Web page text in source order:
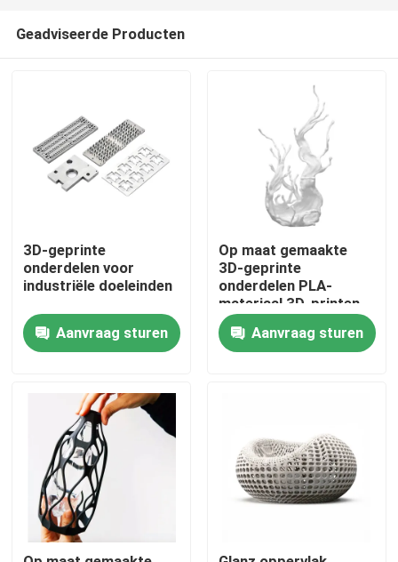
Video's
Over ons
Fabriekstocht
Geadviseerde Producten
3D-geprinte
onderdelen voor
industriële doeleinden
Aanvraag sturen
Op maat gemaakte
3D-geprinte
onderdelen PLA-
materiaal 3D-printen
Plastic onderdelen
met zandblaaswerk
Aanvraag sturen